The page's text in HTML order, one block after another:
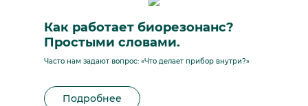
Как работает биорезонанс?
Простыми словами.
Часто нам задают вопрос: «Что делает прибор внутри?»
Подробнее